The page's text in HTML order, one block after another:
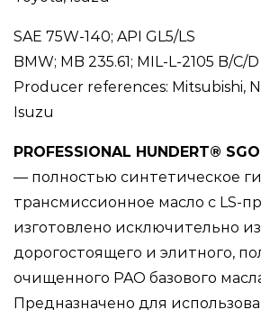
SAE 75W-140; API GL5/LS
BMW; MB 235.61; MIL-L-2105 B/C/D
Producer references: Mitsubishi,
Isuzu
PROFESSIONAL HUNDERT®
— полностью синтетическое
трансмиссионное масло с LS-
изготовлено исключительно из
дорогостоящего и элитного,
очищенного PAO базового
Предназначено для